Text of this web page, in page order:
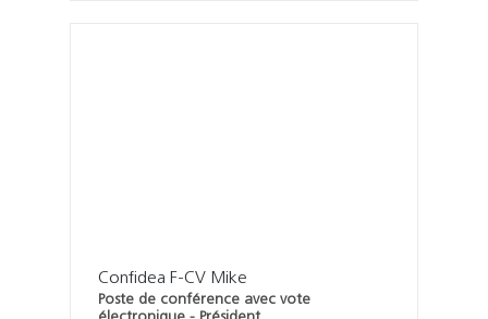
Confidea F-CV Mike
Poste de conférence avec vote